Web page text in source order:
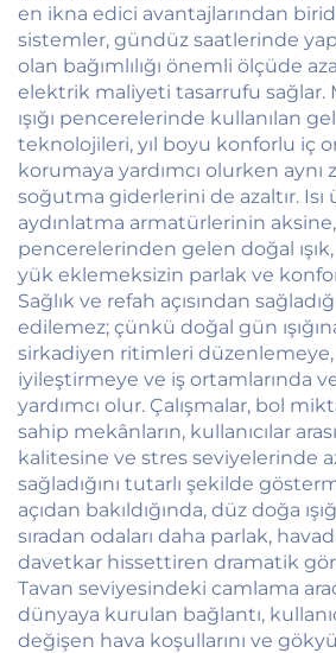
en ikna edici avantajlarından
sistemler, gündüz saatlerinde
olan bağımlılığı önemli ölçüde
elektrik maliyeti tasarrufu sağlar.
ışığı pencerelerinde kullanılan
teknolojileri, yıl boyu konforlu iç
korumaya yardımcı olurken aynı
soğutma giderlerini de azaltır.
aydınlatma armatürlerinin aksine,
pencerelerinden gelen doğal
yük eklemeksizin parlak ve
Sağlık ve refah açısından
edilemez; çünkü doğal gün
sirkadiyen ritimleri
iyileştirmeye ve iş ortamlarında
yardımcı olur. Çalışmalar, bol
sahip mekânların, kullanıcılar
kalitesine ve stres seviyelerinde
sağladığını tutarlı şekilde
açıdan bakıldığında, düz doğa
sıradan odaları daha parlak,
davetkar hissettiren dramatik
Tavan seviyesindeki camlama
dünyaya kurulan bağlantı,
değişen hava koşullarını ve